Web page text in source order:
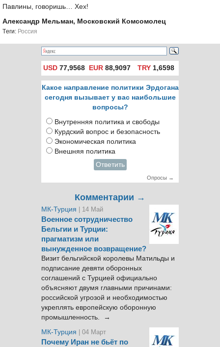
Павлины, говоришь… Хех!
Александр Мельман, Московский Комсомолец
Tеги: Россия
USD 77,9568 EUR 88,9097 TRY1,6598
Какое направление политики Эрдогана
сегодня вызывает у вас наибольшие
вопросы?
Внутренняя политика и свободы
Курдский вопрос и безопасность
Экономическая политика
Внешняя политика
Ответить
Опросы →
Комментарии →
МК-Турция | 14 Май
Военное сотрудничество
Бельгии и Турции:
прагматизм или
вынужденное возвращение?
Визит бельгийской королевы Матильды и
подписание девяти оборонных
соглашений с Турцией официально
объясняют двумя главными причинами:
российской угрозой и необходимостью
укреплять европейскую оборонную
промышленность. →
МК-Турция
| 04 Март
Почему Иран не бьёт по